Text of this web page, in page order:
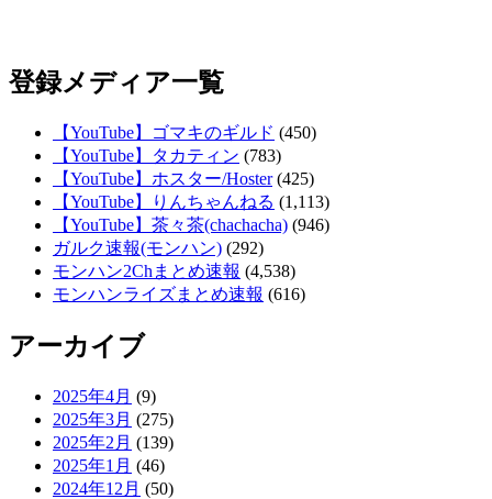
登録メディア一覧
【YouTube】ゴマキのギルド (450)
【YouTube】タカティン (783)
【YouTube】ホスター/Hoster(425)
【YouTube】りんちゃんねる (1,113)
【YouTube】茶々茶(chachacha) (946)
ガルク速報(モンハン) (292)
モンハン2Chまとめ速報 (4,538)
モンハンライズまとめ速報 (616)
アーカイブ
2025年4月 (9)
2025年3月 (275)
2025年2月 (139)
2025年1月 (46)
2024年12月 (50)